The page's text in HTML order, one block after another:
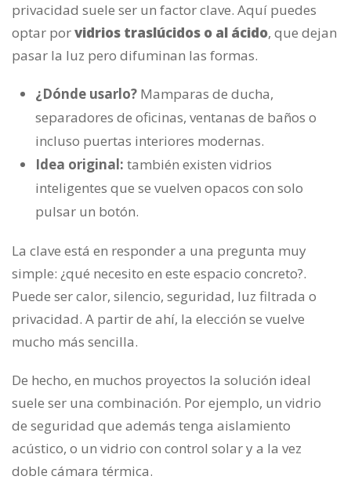
privacidad suele ser un factor clave. Aquí puedes
optar porvidrios traslúcidos o al ácido, que dejan
pasar la luz pero difuminan las formas.
¿Dónde usarlo? Mamparas de ducha,
separadores de oficinas, ventanas de baños o
incluso puertas interiores modernas.
Idea original: también existen vidrios
inteligentes que se vuelven opacos con solo
pulsar un botón.
La clave está en responder a una pregunta muy
simple: ¿qué necesito en este espacio concreto?.
Puede ser calor, silencio, seguridad, luz filtrada o
privacidad. A partir de ahí, la elección se vuelve
mucho más sencilla.
De hecho, en muchos proyectos la solución ideal
suele ser una combinación. Por ejemplo, un vidrio
de seguridad que además tenga aislamiento
acústico, o un vidrio con control solar y a la vez
doble cámara térmica.